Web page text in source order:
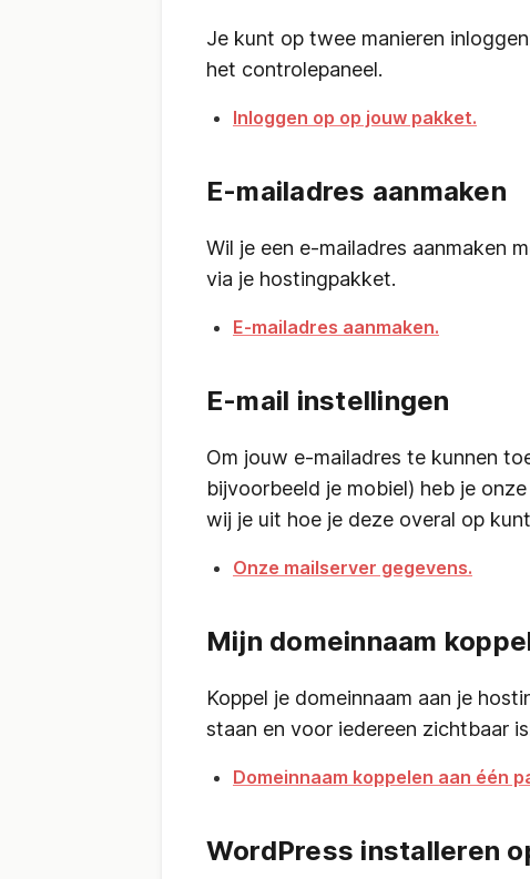
Je kunt op twee manieren
het controlepaneel.
Inloggen op op jouw pakket.
E-mailadres aanmaken
Wil je een e-mailadres aanmaken
via je hostingpakket.
E-mailadres aanmaken.
E-mail instellingen
Om jouw e-mailadres te kunnen
bijvoorbeeld je mobiel) heb je
wij je uit hoe je deze overal op
Onze mailserver gegevens.
Mijn domeinnaam
Koppel je domeinnaam aan je
staan en voor iedereen zichtbaar
Domeinnaam koppelen aan één
WordPress installeren